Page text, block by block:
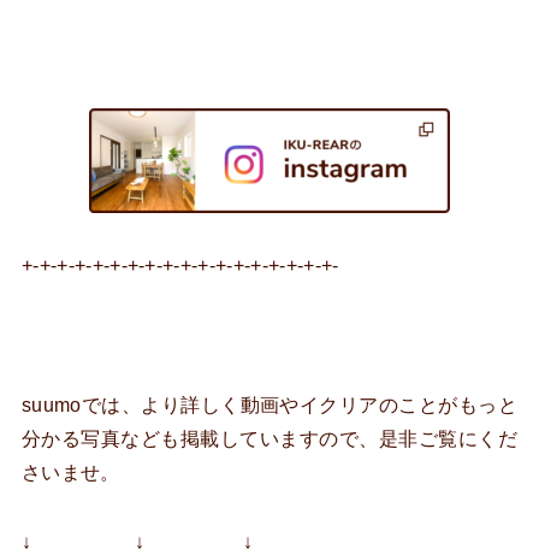
+-+-+-+-+-+-+-+-+-+-+-+-+-+-+-+-+-+-
suumoでは、より詳しく動画やイクリアのことがもっと
分かる写真なども掲載していますので、是非ご覧にくだ
さいませ。
↓ ↓ ↓